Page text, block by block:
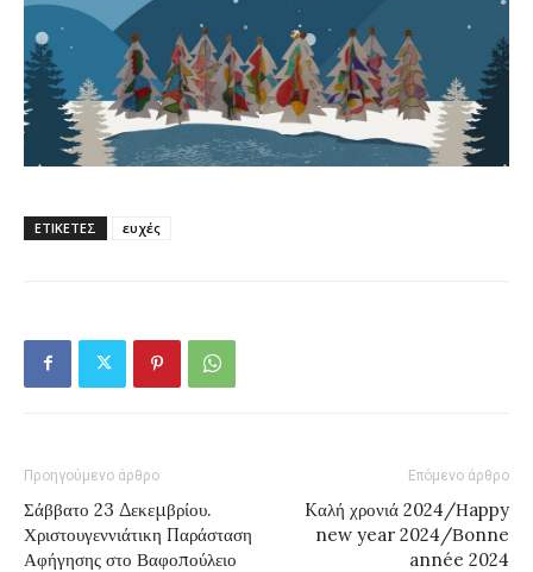
ΕΤΙΚΕΤΕΣ ευχές
Προηγούμενο άρθρο
Σάββατο 23 Δεκεμβρίου.
Χριστουγεννιάτικη Παράσταση
Αφήγησης στο Βαφοπούλειο
Επόμενο άρθρο
Kαλή χρονιά 2024/Ηappy
new year 2024/Βonne
année 2024